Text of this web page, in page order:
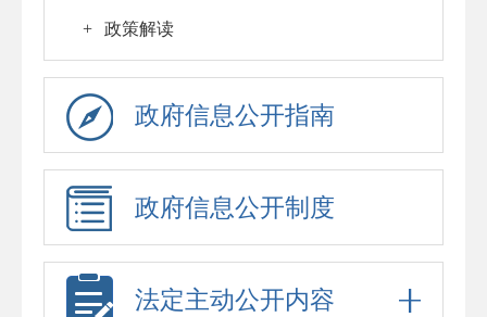
+ 政策解读
政府信息公开指南
政府信息公开制度
法定主动公开内容